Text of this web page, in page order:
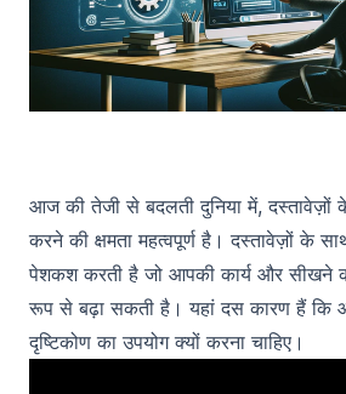
आज की तेजी से बदलती दुनिया में,
करने की क्षमता महत्वपूर्ण है। दस्तावेज़ों के
पेशकश करती है जो आपकी कार्य और सीखने
रूप से बढ़ा सकती है। यहां दस कारण हैं कि
दृष्टिकोण का उपयोग क्यों करना चाहिए।